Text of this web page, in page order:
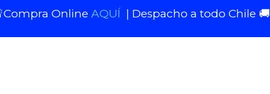
Online AQUÍ | Despacho a todo Chile 🚚